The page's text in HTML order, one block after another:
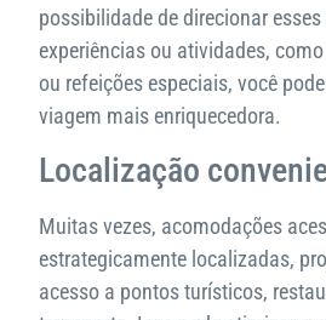
possibilidade de direcionar
experiências ou atividades,
ou refeições especiais, você
viagem mais enriquecedora.
Localização
Muitas vezes, acomodações
estrategicamente localizadas,
acesso a pontos turísticos,